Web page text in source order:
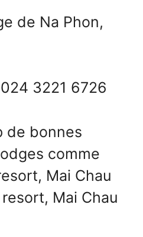
de Na Phon,
3221 6726
de bonnes
comme
Mai Chau
Mai Chau